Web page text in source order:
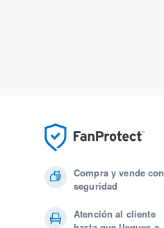
Compra y vende con
seguridad
Atención al cliente